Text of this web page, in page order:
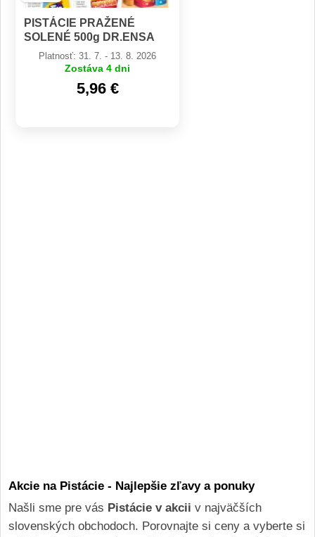
PISTÁCIE PRAŽENÉ
SOLENÉ 500g DR.ENSA
Platnosť: 31. 7. - 13. 8. 2026
Zostáva 4 dni
5,96 €
Akcie na Pistácie - Najlepšie zľavy a ponuky
Našli sme pre vás Pistácie v akcii v najväčších
slovenských obchodoch. Porovnajte si ceny a vyberte si